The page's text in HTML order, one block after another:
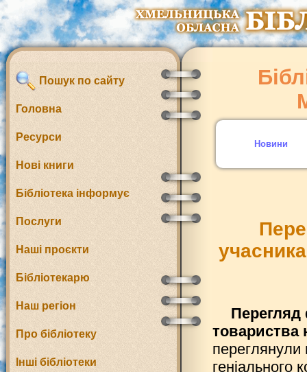
Пошук по сайту
Головна
Ресурси
Нові книги
Бібліотека інформує
Послуги
Наші проєкти
Бібліотекарю
Наш регіон
Про бібліотеку
Інші бібліотеки
Новини
товариства
переглянули
геніального